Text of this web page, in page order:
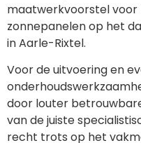
maatwerkvoorstel
zonnepanelen op het
in Aarle-Rixtel.
Voor de uitvoering en
door louter
van de juiste
recht trots op het